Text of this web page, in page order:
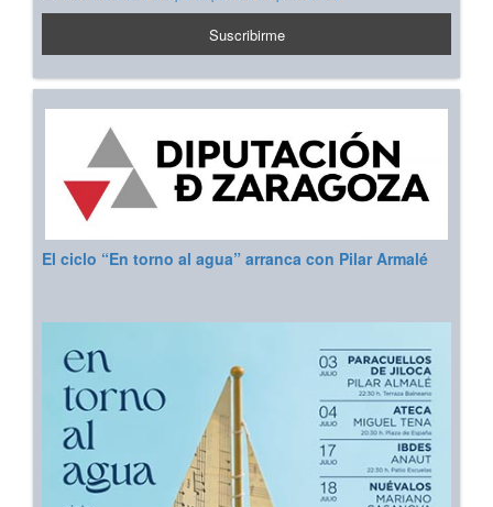
El ciclo “En torno al agua” arranca con Pilar Armalé